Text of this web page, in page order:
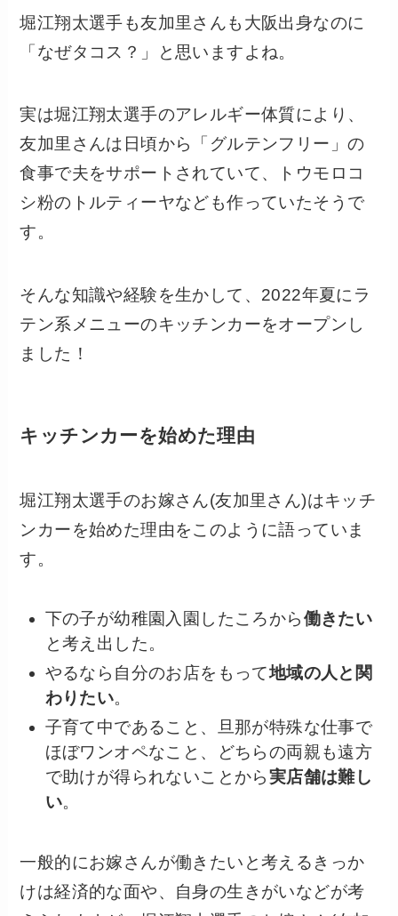
堀江翔太選手も友加里さんも大阪出身なのに
「なぜタコス？」と思いますよね。
実は堀江翔太選手のアレルギー体質により、
友加里さんは日頃から「グルテンフリー」の
食事で夫をサポートされていて、トウモロコ
シ粉のトルティーヤなども作っていたそうで
す。
そんな知識や経験を生かして、2022年夏にラ
テン系メニューのキッチンカーをオープンし
ました！
キッチンカーを始めた理由
堀江翔太選手のお嫁さん(友加里さん)はキッチ
ンカーを始めた理由をこのように語っていま
す。
下の子が幼稚園入園したころから働きたい
と考え出した。
やるなら自分のお店をもって地域の人と関
わりたい。
子育て中であること、旦那が特殊な仕事で
ほぼワンオペなこと、どちらの両親も遠方
で助けが得られないことから実店舗は難し
い。
一般的にお嫁さんが働きたいと考えるきっか
けは経済的な面や、自身の生きがいなどが考